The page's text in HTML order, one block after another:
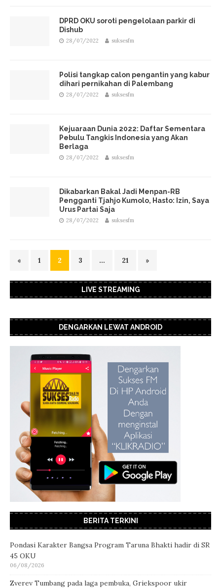
DPRD OKU soroti pengelolaan parkir di
Dishub
28/07/2022 suksesfm
Polisi tangkap calon pengantin yang kabur
dihari pernikahan di Palembang
28/07/2022 suksesfm
Kejuaraan Dunia 2022: Daftar Sementara
Pebulu Tangkis Indonesia yang Akan
Berlaga
28/07/2022 suksesfm
Dikabarkan Bakal Jadi Menpan-RB
Pengganti Tjahjo Kumolo, Hasto: Izin, Saya
Urus Partai Saja
28/07/2022 suksesfm
« 1 2 3 … 21 »
LIVE STREAMING
DENGARKAN LEWAT ANDROID
BERITA TERKINI
Pondasi Karakter Bangsa Program Taruna Bhakti hadir di SR
45 OKU
06/08/2026
Zverev Tumbang pada laga pembuka, Griekspoor ukir